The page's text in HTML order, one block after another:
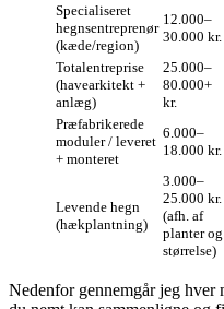
Specialiseret
hegnsentreprenør
(kæde/region)
12.000–
30.000 kr.
Totalentreprise
(havearkitekt +
anlæg)
25.000–
80.000+
kr.
Præfabrikerede
moduler / leveret
+ monteret
6.000–
18.000 kr.
Levende hegn
(hækplantning)
3.000–
25.000 kr.
(afh. af
planter og
størrelse)
Nedenfor gennemgår jeg hver